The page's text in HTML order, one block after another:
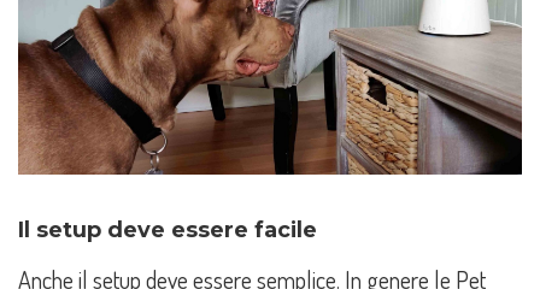
Il setup deve essere facile
Anche il setup deve essere semplice. In genere le Pet